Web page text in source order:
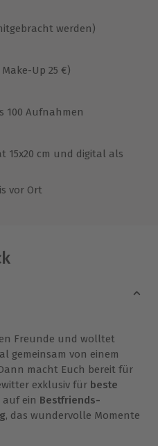
werden)
Up 25 €)
100 Aufnahmen
15x20 cm und digital als
vor Ort
Freunde und wolltet
gemeinsam von einem
macht Euch bereit für
exklusiv für beste
ein Bestfriends-
, das wundervolle Momente